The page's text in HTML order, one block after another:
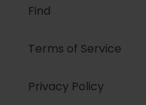
Find
Terms of Service
Privacy Policy